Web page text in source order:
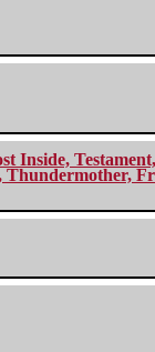
Inside,